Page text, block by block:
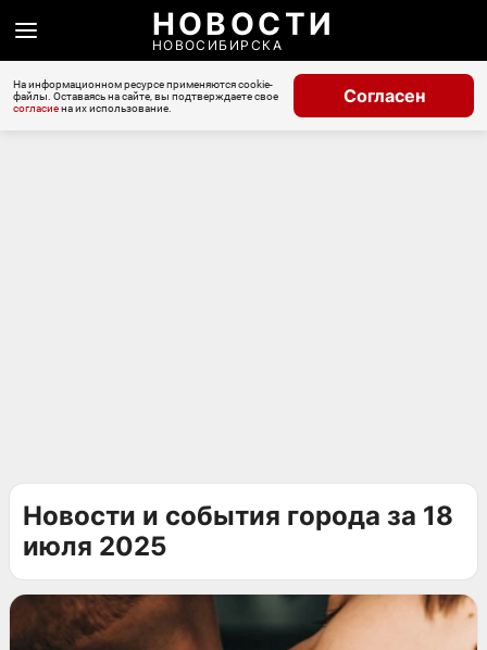
НОВОСТИ
НОВОСИБИРСКА
На информационном ресурсе применяются cookie-
файлы. Оставаясь на сайте, вы подтверждаете свое
согласиена их использование.
Согласен
Новости и события города за 18
июля 2025